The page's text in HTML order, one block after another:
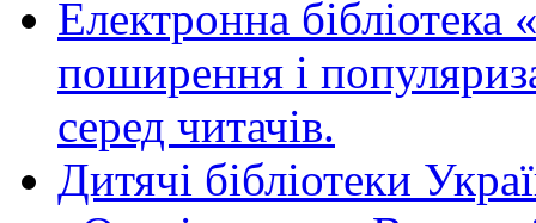
Електронна
поширення і
серед читачів.
Дитячі бібліотеки